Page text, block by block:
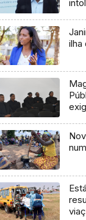
ilha